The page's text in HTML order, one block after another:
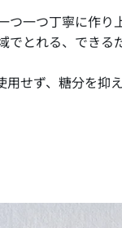
一つ丁寧に作り
とれる、でき
せず、糖分を抑